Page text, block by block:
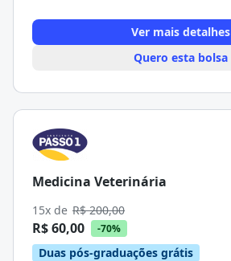
Ver mais detalhes
Quero esta bolsa
Medicina Veterinária
15x de R$ 200,00
R$ 60,00 -70%
Duas pós-graduações grátis